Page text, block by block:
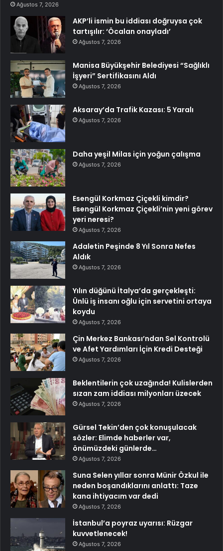
Ağustos 7, 2026
AKP’li ismin bu iddiası doğruysa çok
tartışılır: ‘Öcalan onayladı’
Ağustos 7, 2026
Manisa Büyükşehir Belediyesi “Sağlıklı
İşyeri” Sertifikasını Aldı
Ağustos 7, 2026
Aksaray’da Trafik Kazası: 5 Yaralı
Ağustos 7, 2026
Daha yeşil Milas için yoğun çalışma
Ağustos 7, 2026
Esengül Korkmaz Çiçekli kimdir?
Esengül Korkmaz Çiçekli’nin yeni görev
yeri neresi?
Ağustos 7, 2026
Adaletin Peşinde 8 Yıl Sonra Nefes
Aldık
Ağustos 7, 2026
Yılın düğünü İtalya’da gerçekleşti:
Ünlü iş insanı oğlu için servetini ortaya
koydu
Ağustos 7, 2026
Çin Merkez Bankası’ndan Sel Kontrolü
ve Afet Yardımları İçin Kredi Desteği
Ağustos 7, 2026
Beklentilerin çok uzağında! Kulislerden
sızan zam iddiası milyonları üzecek
Ağustos 7, 2026
Gürsel Tekin’den çok konuşulacak
sözler: Elimde haberler var,
önümüzdeki günlerde…
Ağustos 7, 2026
Suna Selen yıllar sonra Münir Özkul ile
neden boşandıklarını anlattı: Taze
kana ihtiyacım var dedi
Ağustos 7, 2026
İstanbul’a poyraz uyarısı: Rüzgar
kuvvetlenecek!
Ağustos 7, 2026